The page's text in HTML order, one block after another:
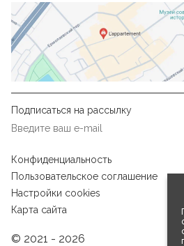
Подписаться на рассылку
Конфиденциальность
Пользовательское соглашение
Настройки cookies
Карта сайта
© 2021 - 2026